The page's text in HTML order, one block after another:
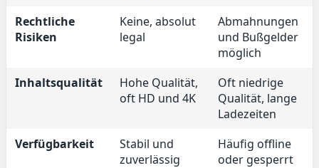
Rechtliche
Risiken
Keine, absolut
legal
Abmahnungen
und Bußgelder
möglich
Inhaltsqualität
Hohe Qualität,
oft HD und 4K
Oft niedrige
Qualität, lange
Ladezeiten
Verfügbarkeit
Stabil und
zuverlässig
Häufig offline
oder gesperrt